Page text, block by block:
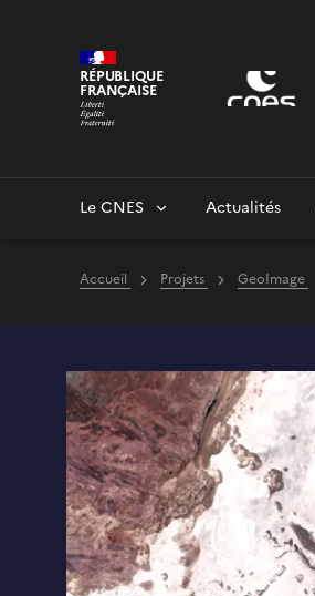
RÉPUBLIQUE
FRANÇAISE
Le CNES Actualités
Accueil Projets GeoImage